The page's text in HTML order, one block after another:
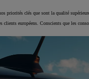
priorités clés que sont la qualité
européens. Conscients que les